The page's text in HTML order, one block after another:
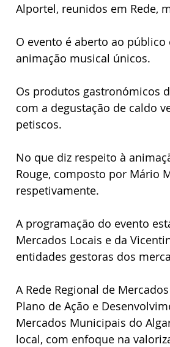
Alportel, reunidos em Rede,
O evento é aberto ao
animação musical únicos.
Os produtos gastronómicos
com a degustação de caldo
petiscos.
No que diz respeito à
Rouge, composto por Mário
respetivamente.
A programação do evento
Mercados Locais e da
entidades gestoras dos
A Rede Regional de
Plano de Ação e
Mercados Municipais do
local, com enfoque na